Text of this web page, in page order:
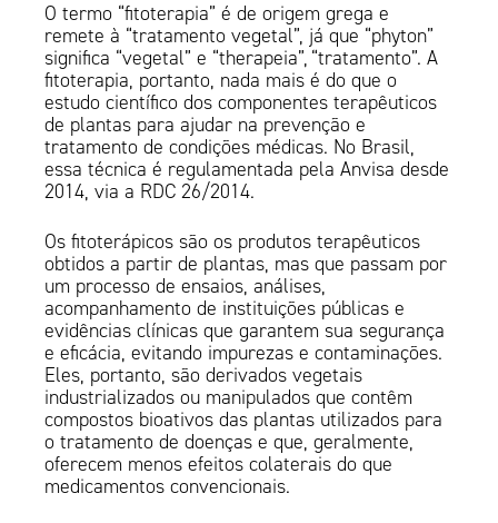
O termo “fitoterapia” é de origem grega e
remete à “tratamento vegetal”, já que “phyton”
significa “vegetal” e “therapeia”, “tratamento”. A
fitoterapia, portanto, nada mais é do que o
estudo científico dos componentes terapêuticos
de plantas para ajudar na prevenção e
tratamento de condições médicas. No Brasil,
essa técnica é regulamentada pela Anvisa desde
2014, via a RDC 26/2014.
Os fitoterápicos são os produtos terapêuticos
obtidos a partir de plantas, mas que passam por
um processo de ensaios, análises,
acompanhamento de instituições públicas e
evidências clínicas que garantem sua segurança
e eficácia, evitando impurezas e contaminações.
Eles, portanto, são derivados vegetais
industrializados ou manipulados que contêm
compostos bioativos das plantas utilizados para
o tratamento de doenças e que, geralmente,
oferecem menos efeitos colaterais do que
medicamentos convencionais.